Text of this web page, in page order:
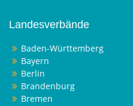
Landesverbände
Baden-Württemberg
Bayern
Berlin
Brandenburg
Bremen